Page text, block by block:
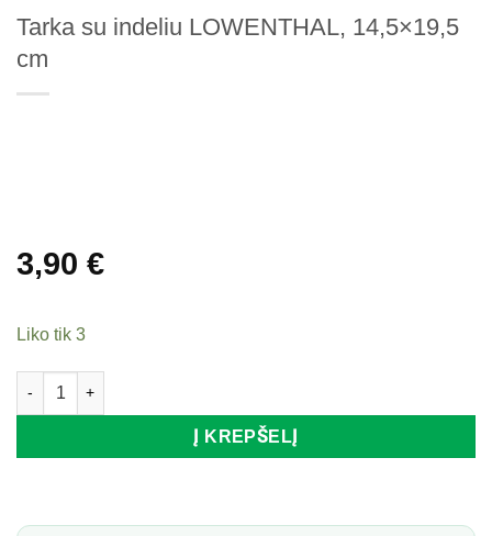
Tarka su indeliu LOWENTHAL, 14,5×19,5
cm
3,90 €
Liko tik 3
produkto kiekis: Tarka su indeliu LOWENTHAL, 14,5x19,5 cm
Į KREPŠELĮ